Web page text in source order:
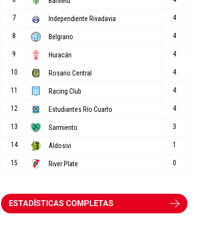
ESTADÍSTICAS COMPLETAS